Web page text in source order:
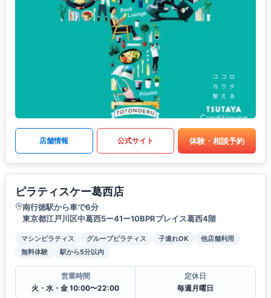
店舗情報 公式サイト 体験・相談予約
ピラティスケー葛西店
南行徳駅から車で6分
東京都江戸川区中葛西5ー41ー10BPRプレイス葛西4階
マシンピラティス グループピラティス 子連れOK
他店舗利用
無料体験
駅から5分以内
営業時間
火・水・金 10:00〜22:00
定休日
毎週月曜日